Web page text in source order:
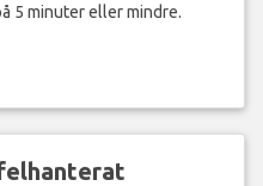
5 minuter eller mindre.